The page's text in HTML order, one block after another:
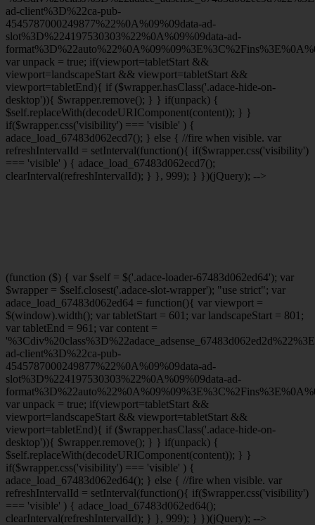
ad-client%3D%22ca-pub-
4545787000249877%22%0A%09%09data-ad-
slot%3D%224197530303%22%0A%09%09data-ad-
var unpack = true; if(viewport=tabletStart &&
viewport=landscapeStart && viewport=tabletStart &&
viewport=tabletEnd){ if ($wrapper.hasClass('.adace-hide-on-
desktop')){ $wrapper.remove(); } } if(unpack) {
$self.replaceWith(decodeURIComponent(content)); } }
if($wrapper.css('visibility') === 'visible' ) {
adace_load_67483d062ecd7(); } else { //fire when visible. var
refreshIntervalId = setInterval(function(){ if($wrapper.css('visibility')
=== 'visible' ) { adace_load_67483d062ecd7();
clearInterval(refreshIntervalId); } }, 999); } })(jQuery); -->
(function ($) { var $self = $('.adace-loader-67483d062ed64'); var
$wrapper = $self.closest('.adace-slot-wrapper'); "use strict"; var
adace_load_67483d062ed64 = function(){ var viewport =
$(window).width(); var tabletStart = 601; var landscapeStart = 801;
var tabletEnd = 961; var content =
ad-client%3D%22ca-pub-
4545787000249877%22%0A%09%09data-ad-
slot%3D%224197530303%22%0A%09%09data-ad-
var unpack = true; if(viewport=tabletStart &&
viewport=landscapeStart && viewport=tabletStart &&
viewport=tabletEnd){ if ($wrapper.hasClass('.adace-hide-on-
desktop')){ $wrapper.remove(); } } if(unpack) {
$self.replaceWith(decodeURIComponent(content)); } }
if($wrapper.css('visibility') === 'visible' ) {
adace_load_67483d062ed64(); } else { //fire when visible. var
refreshIntervalId = setInterval(function(){ if($wrapper.css('visibility')
=== 'visible' ) { adace_load_67483d062ed64();
clearInterval(refreshIntervalId); } }, 999); } })(jQuery); -->